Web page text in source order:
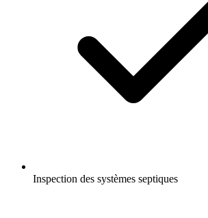
Inspection des systèmes septiques